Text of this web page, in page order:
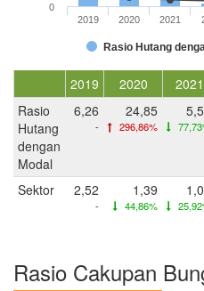
Rasio Hutang
2019 2020 2021
0
2019 2020 2021
Rasio
Hutang
dengan
Modal
6,26
-
24,85
296,86%
Sektor 2,52
-
1,39
44,86%
Rasio Cakupan